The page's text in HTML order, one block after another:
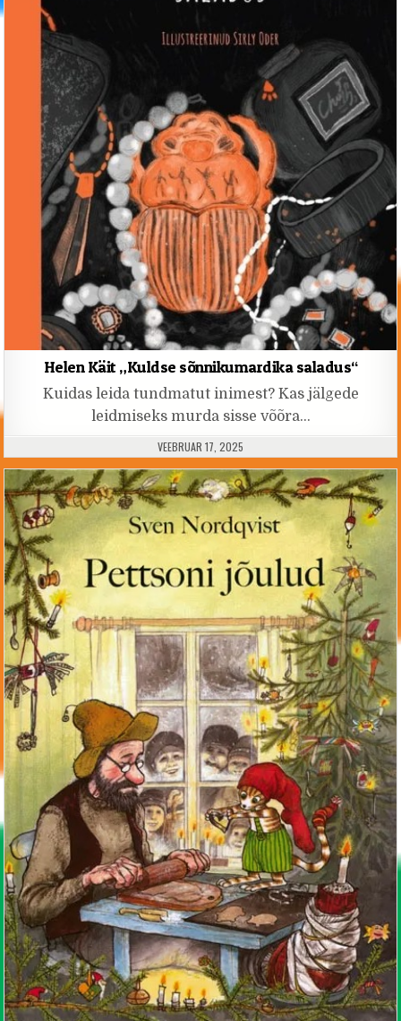
Helen Käit „Kuldse sõnnikumardika saladus“
Kuidas leida tundmatut inimest? Kas jälgede
leidmiseks murda sisse võõra…
PUBLISHED DATE:
VEEBRUAR 17, 2025